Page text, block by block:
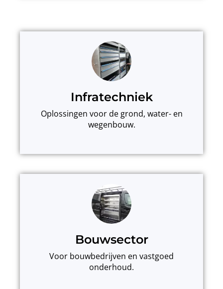
Infratechniek
Oplossingen voor de grond, water- en
wegenbouw.
Bouwsector
Voor bouwbedrijven en vastgoed
onderhoud.